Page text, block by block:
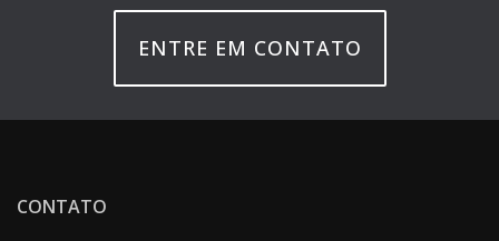
ENTRE EM CONTATO
CONTATO